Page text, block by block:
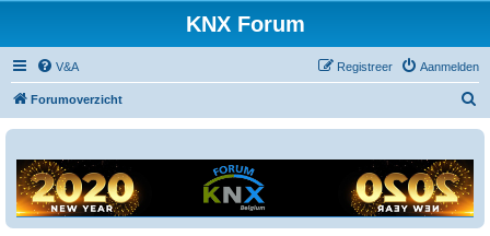
KNX Forum
V&A Aanmelden
Registreer
Forumoverzicht